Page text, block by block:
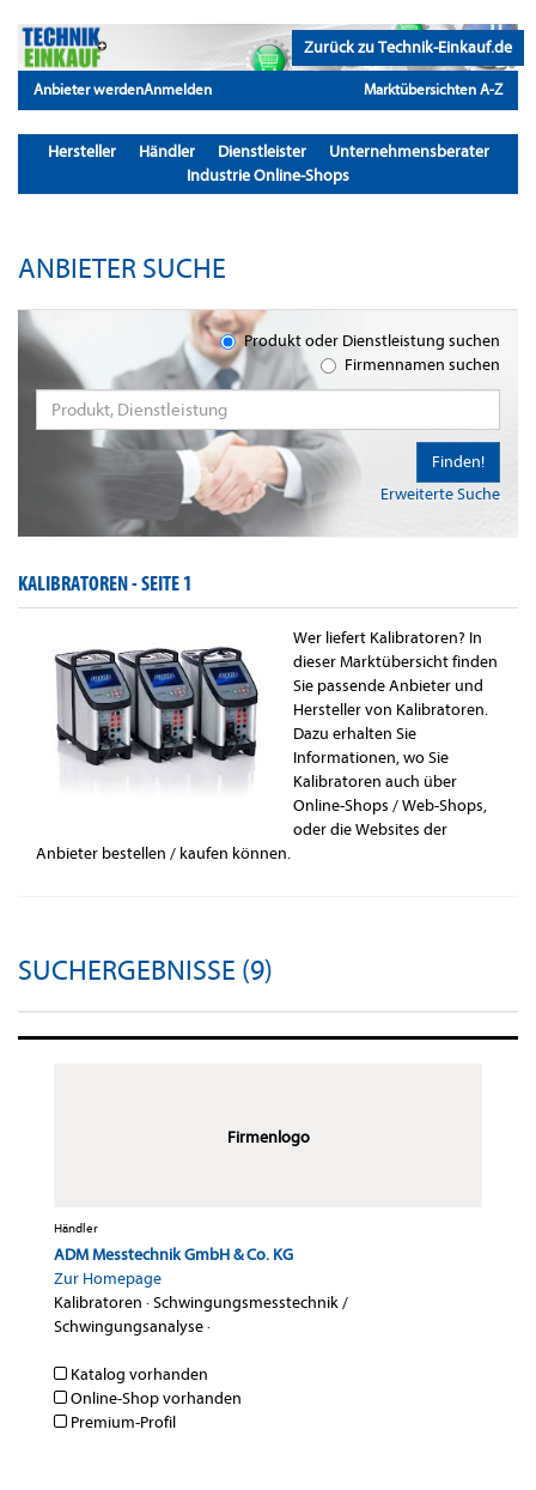
Zurück zu Technik-Einkauf.de
Anbieter werdenAnmelden Marktübersichten A-Z
Hersteller Händler Dienstleister
Unternehmensberater
Industrie Online-Shops
ANBIETER SUCHE
Produkt oder Dienstleistung suchen
Firmennamen suchen
Erweiterte Suche
Finden!
KALIBRATOREN -SEITE 1
Wer liefert Kalibratoren? In
dieser Marktübersicht finden
Sie passende Anbieter und
Hersteller von Kalibratoren.
Dazu erhalten Sie
Informationen, wo Sie
Kalibratoren auch über
Online-Shops / Web-Shops,
oder die Websites der
Anbieter bestellen / kaufen können.
SUCHERGEBNISSE (9)
Firmenlogo
Händler
ADM Messtechnik GmbH & Co. KG
Zur Homepage
Kalibratoren ·Schwingungsmesstechnik /
Schwingungsanalyse·
Katalog vorhanden
Online-Shop vorhanden
Premium-Profil